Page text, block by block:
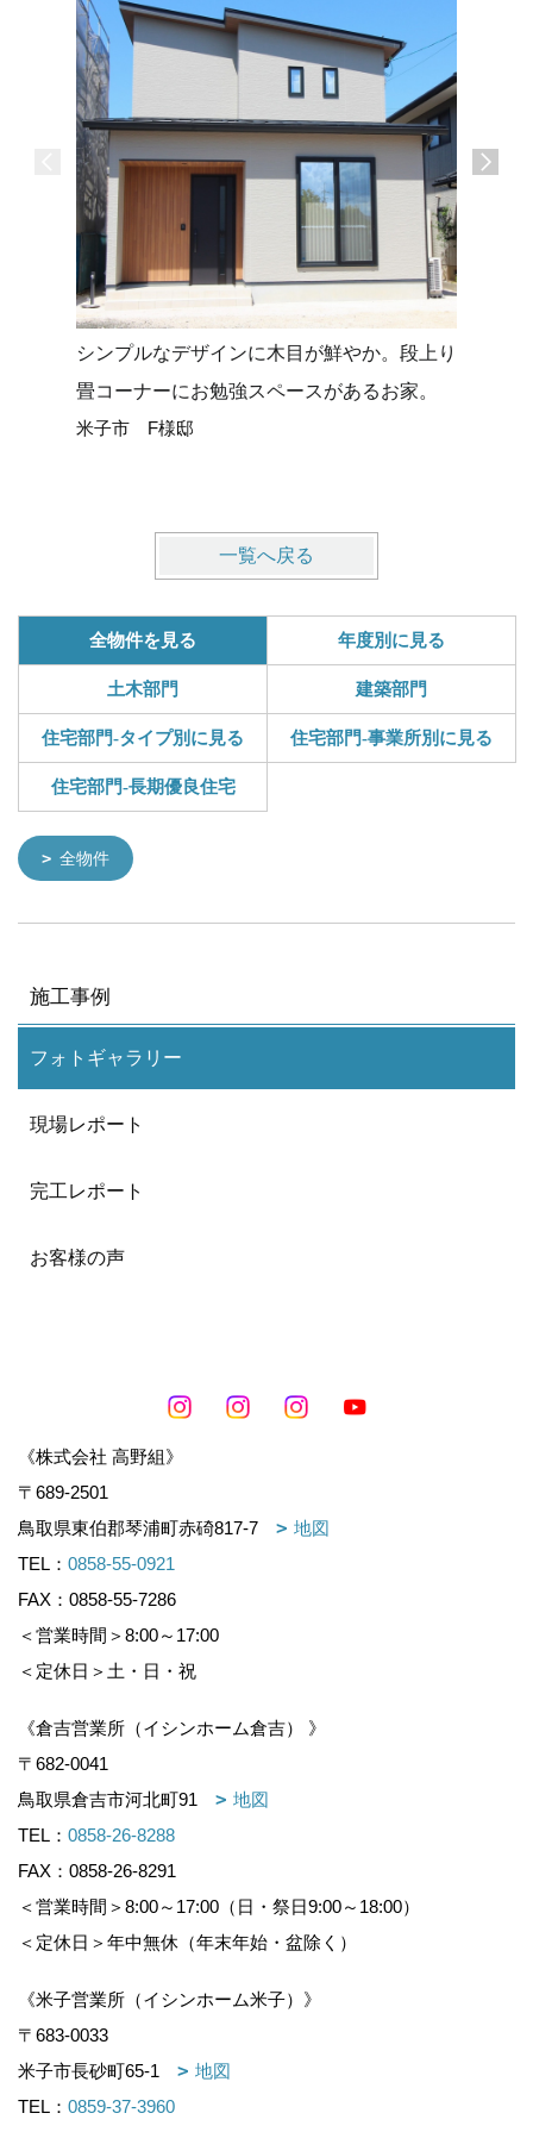
シンプルなデザインに木目が鮮やか。段上り
畳コーナーにお勉強スペースがあるお家。
米子市 F様邸
一覧へ戻る
全物件を見る 年度別に見る
土木部門 建築部門
住宅部門-タイプ別に見る 住宅部門-事業所別に見る
住宅部門-長期優良住宅
全物件
施工事例
フォトギャラリー
現場レポート
完工レポート
お客様の声
《株式会社 高野組》
〒689-2501
鳥取県東伯郡琴浦町赤碕817-7
地図
TEL： 0858-55-0921
FAX：0858-55-7286
＜営業時間＞8:00～17:00
＜定休日＞土・日・祝
《倉吉営業所（イシンホーム倉吉） 》
〒682-0041
鳥取県倉吉市河北町91
地図
TEL： 0858-26-8288
FAX：0858-26-8291
＜営業時間＞8:00～17:00（日・祭日9:00～18:00）
＜定休日＞年中無休（年末年始・盆除く）
《米子営業所（イシンホーム米子）》
〒683-0033
米子市長砂町65-1
地図
TEL： 0859-37-3960